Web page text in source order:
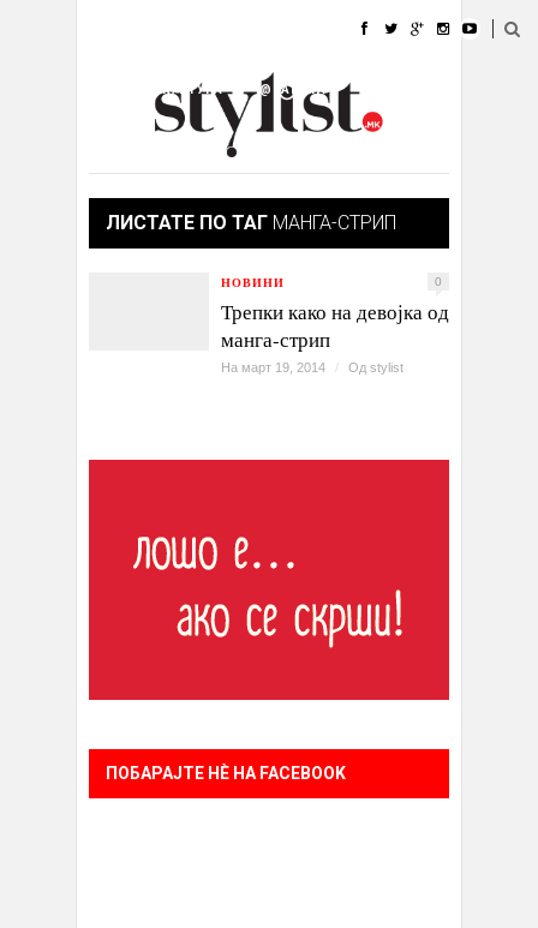
УБАВИНА
КУЛТУРА @РАБОТА
ИЗЛОГ
ЛИСТАТЕ ПО ТАГ МАНГА-СТРИП
НОВИНИ 0
Трепки како на девојка од
манга-стрип
На март 19, 2014 / Од stylist
ПОБАРАЈТЕ НÈ НА FACEBOOK